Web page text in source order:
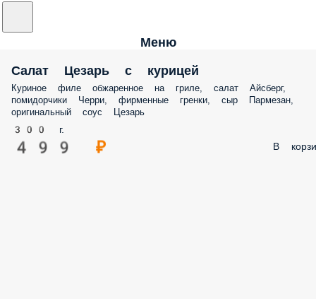
Меню
Салат Цезарь с курицей
Куриное филе обжаренное на гриле, салат Айсберг,
помидорчики Черри, фирменные гренки, сыр Пармезан,
оригинальный соус Цезарь
300 г.
499 ₽ В